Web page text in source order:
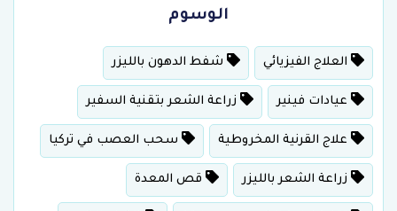
الوسوم
العلاج الفيزيائي شفط الدهون بالليزر
عيادات فينير زراعة الشعر بتقنية السفير
علاج القرنية المخروطية سحب العصب في تركيا
زراعة الشعر بالليزر قص المعدة